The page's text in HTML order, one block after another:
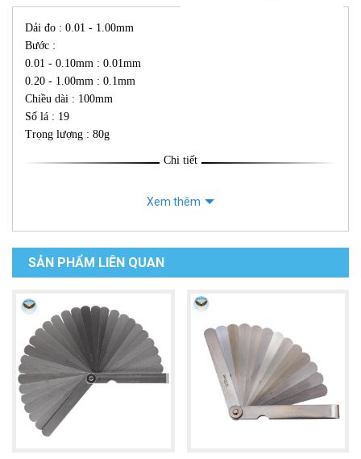
Dải đo : 0.01 - 1.00mm
Bước :
0.01 - 0.10mm : 0.01mm
0.20 - 1.00mm : 0.1mm
Chiều dài : 100mm
Số lá : 19
Trọng lượng : 80g
Chi tiết
Xem thêm
SẢN PHẨM LIÊN QUAN